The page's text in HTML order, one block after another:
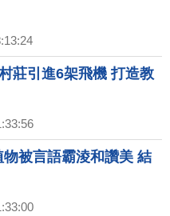
莊引進6架飛機 打造教
被言語霸淩和讚美 結